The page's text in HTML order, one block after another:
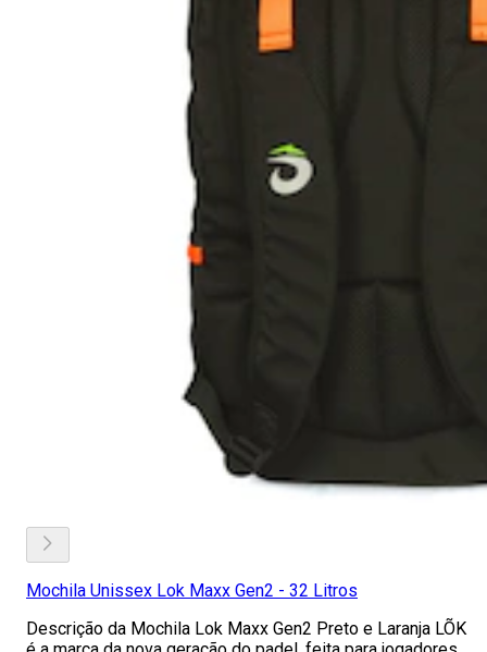
Mochila Unissex Lok Maxx Gen2 - 32 Litros
Descrição da Mochila Lok Maxx Gen2 Preto e Laranja LÕK